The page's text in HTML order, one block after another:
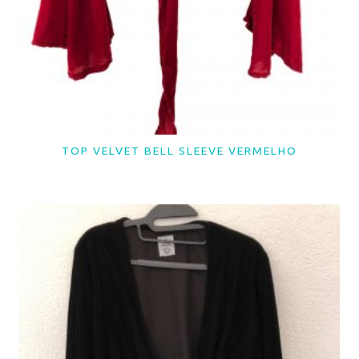
LER MAIS
TOP VELVET BELL SLEEVE VERMELHO